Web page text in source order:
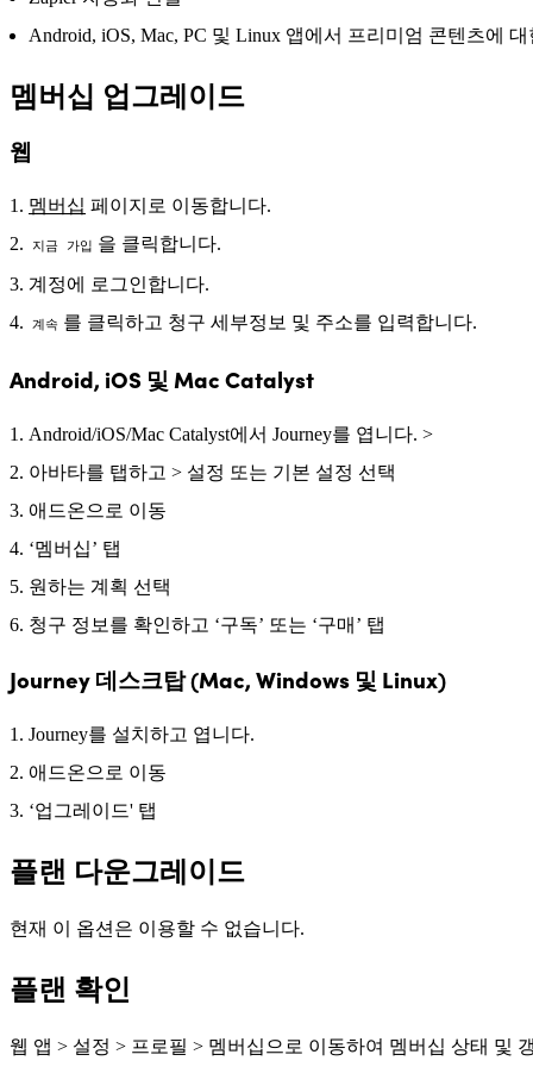
Android, iOS, Mac, PC 및 Linux 앱에서 프리미엄 콘텐츠에
멤버십 업그레이드
웹
멤버십 페이지로 이동합니다.
지금 가입 을 클릭합니다.
계정에 로그인합니다.
계속 를 클릭하고 청구 세부정보 및 주소를 입력합니다.
Android, iOS 및 Mac Catalyst
Android/iOS/Mac Catalyst에서 Journey를 엽니다. >
아바타를 탭하고 > 설정 또는 기본 설정 선택
애드온으로 이동
‘멤버십’ 탭
원하는 계획 선택
청구 정보를 확인하고 ‘구독’ 또는 ‘구매’ 탭
Journey 데스크탑 (Mac, Windows 및 Linux)
Journey를 설치하고 엽니다.
애드온으로 이동
‘업그레이드' 탭
플랜 다운그레이드
현재 이 옵션은 이용할 수 없습니다.
플랜 확인
웹 앱 > 설정 > 프로필 > 멤버십으로 이동하여 멤버십 상태 및